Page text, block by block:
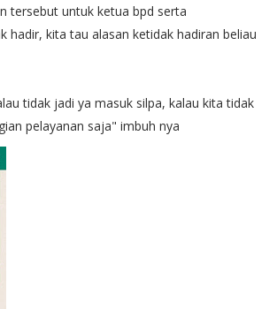
tersebut untuk ketua bpd serta
hadir, kita tau alasan ketidak hadiran beliau
tidak jadi ya masuk silpa, kalau kita tidak
pelayanan saja" imbuh nya